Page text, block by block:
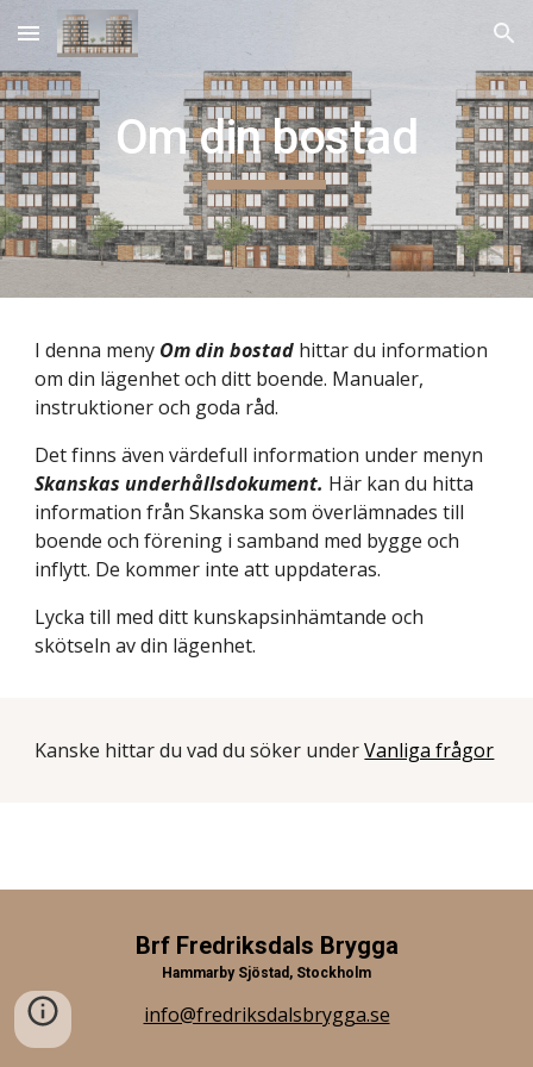
Skip to main content Skip to navigation
Om din bostad
I denna meny Om din bostad hittar du information
om din lägenhet och ditt boende. Manualer,
instruktioner och goda råd.
Skanskas underhållsdokument. Här kan du hitta
information från Skanska som överlämnades till
boende och förening i samband med bygge och
inflytt. De kommer inte att uppdateras.
Lycka till med ditt kunskapsinhämtande och
skötseln av din lägenhet.
Kanske hittar du vad du söker under Vanliga frågor
Brf Fredriksdals Brygga
Hammarby Sjöstad, Stockholm
info@fredriksdalsbrygga.se